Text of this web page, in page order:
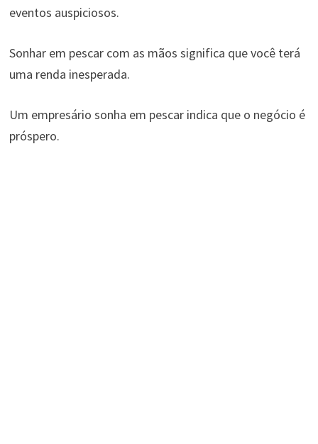
eventos auspiciosos.
Sonhar em pescar com as mãos significa que você terá
uma renda inesperada.
Um empresário sonha em pescar indica que o negócio é
próspero.